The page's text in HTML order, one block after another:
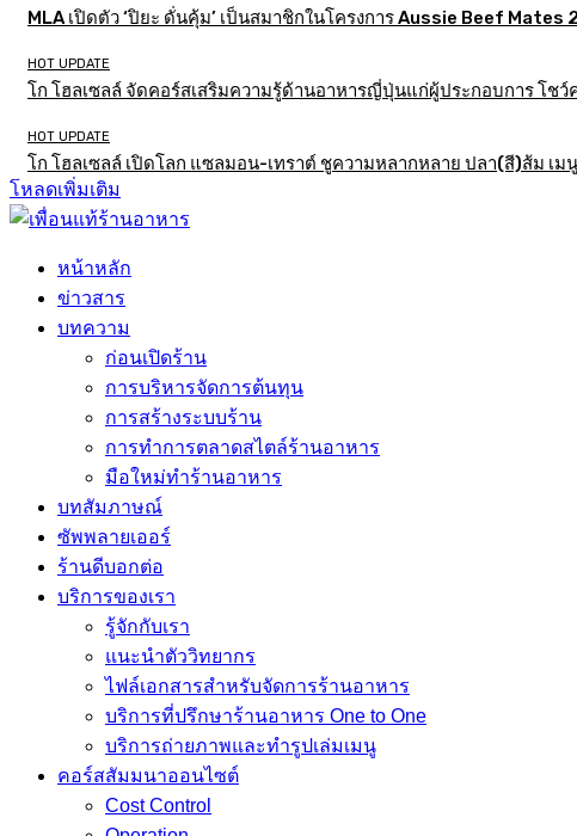
MLA เปิดตัว ‘ปิยะ ดั่นคุ้ม’ เป็นสมาชิกในโครงการ Aussie Beef
HOT UPDATE
โก โฮลเซลล์ จัดคอร์สเสริมความรู้ด้านอาหารญี่ปุ่นแก่ผู้ประกอบการ โ
HOT UPDATE
โก โฮลเซลล์ เปิดโลก แซลมอน-เทราต์ ชูความหลากหลาย ปลา(สี)ส้ม เ
โหลดเพิ่มเติม
หน้าหลัก
ข่าวสาร
บทความ
ก่อนเปิดร้าน
การบริหารจัดการต้นทุน
การสร้างระบบร้าน
การทำการตลาดสไตล์ร้านอาหาร
มือใหม่ทำร้านอาหาร
บทสัมภาษณ์
ซัพพลายเออร์
ร้านดีบอกต่อ
บริการของเรา
รู้จักกับเรา
แนะนำตัววิทยากร
ไฟล์เอกสารสำหรับจัดการร้านอาหาร
บริการที่ปรึกษาร้านอาหาร One to One
บริการถ่ายภาพและทำรูปเล่มเมนู
คอร์สสัมมนาออนไซต์
Cost Control